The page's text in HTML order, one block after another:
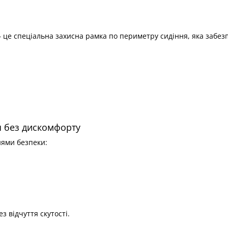
спеціальна захисна рамка по периметру сидіння, яка
без дискомфорту
безпеки:
скутості.